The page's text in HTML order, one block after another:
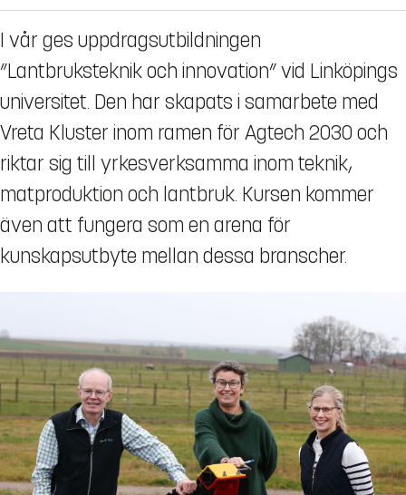
I vår ges uppdragsutbildningen
”Lantbruksteknik och innovation” vid Linköpings
universitet. Den har skapats i samarbete med
Vreta Kluster inom ramen för Agtech 2030 och
riktar sig till yrkesverksamma inom teknik,
matproduktion och lantbruk. Kursen kommer
även att fungera som en arena för
kunskapsutbyte mellan dessa branscher.